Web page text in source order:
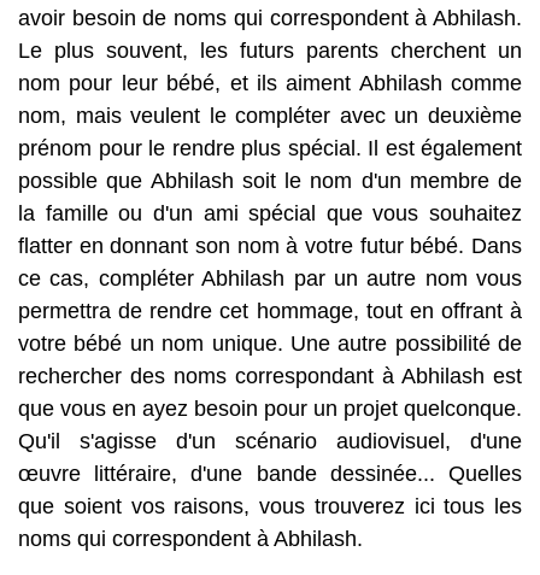
avoir besoin de noms qui correspondent à Abhilash.
Le plus souvent, les futurs parents cherchent un
nom pour leur bébé, et ils aiment Abhilash comme
nom, mais veulent le compléter avec un deuxième
prénom pour le rendre plus spécial. Il est également
possible que Abhilash soit le nom d'un membre de
la famille ou d'un ami spécial que vous souhaitez
flatter en donnant son nom à votre futur bébé. Dans
ce cas, compléter Abhilash par un autre nom vous
permettra de rendre cet hommage, tout en offrant à
votre bébé un nom unique. Une autre possibilité de
rechercher des noms correspondant à Abhilash est
que vous en ayez besoin pour un projet quelconque.
Qu'il s'agisse d'un scénario audiovisuel, d'une
œuvre littéraire, d'une bande dessinée... Quelles
que soient vos raisons, vous trouverez ici tous les
noms qui correspondent à Abhilash.